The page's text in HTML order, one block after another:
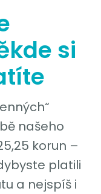
si
našeho
korun –
platili
a nejspíš i